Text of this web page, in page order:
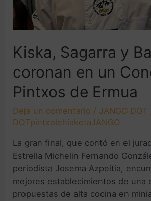
Kiska, Sagarra y
coronan en un
Pintxos de Ermua
Deja un comentario / JANGO DOT
DOTpintxolehiaketaJANGO
La gran final, que contó en el
Estrella Michelin Fernando
periodista Josema Azpeitia,
mejores establecimientos de una
propuestas de alta cocina en